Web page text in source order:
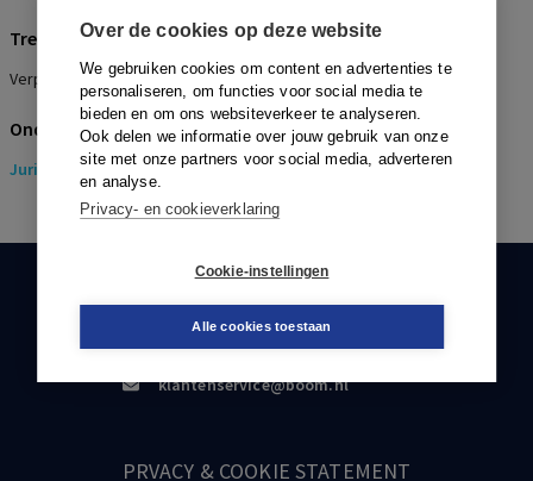
Over de cookies op deze website
We gebruiken cookies om content en advertenties te
personaliseren, om functies voor social media te
bieden en om ons websiteverkeer te analyseren.
Ook delen we informatie over jouw gebruik van onze
site met onze partners voor social media, adverteren
en analyse.
Privacy- en cookieverklaring
Cookie-instellingen
Alle cookies toestaan
Trefwoorden
Verplichtstelling, Incasso, Buitengerechtelijke kosten, Rente
Onderwerpen
Juridisch> Pensioenrecht
klantenservice@boom.nl
PRVACY & COOKIE STATEMENT